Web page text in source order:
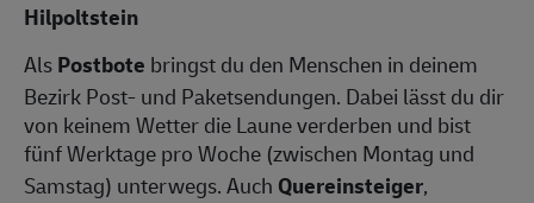
Hilpoltstein
AlsPostbote bringst du den Menschen in deinem
Bezirk Post- und Paketsendungen. Dabei lässt du dir
von keinem Wetter die Laune verderben und bist
fünf Werktage pro Woche (zwischen Montag und
Samstag) unterwegs. Auch Quereinsteiger,